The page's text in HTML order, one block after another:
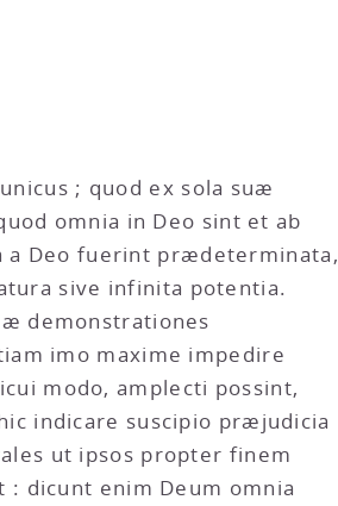
; quod ex sola suæ
omnia in Deo sint et ab
a Deo fuerint prædeterminata,
sive infinita potentia.
demonstrationes
imo maxime impedire
modo, amplecti possint,
indicare suscipio præjudicia
ut ipsos propter finem
dicunt enim Deum omnia